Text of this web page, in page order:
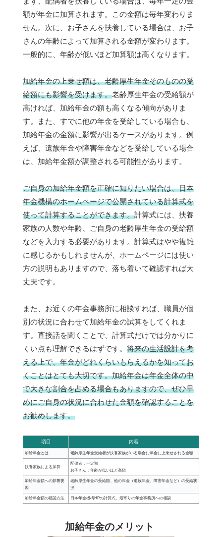
額が年金に加算されます。この金額は毎年変わりま
せん。次に、お子さんを扶養している場合は、お子
さんの年齢によって加算される金額が変わります。
一般的に、年齢が低いほど加算額は高くなります。
加給年金の上乗せ額は、老齢厚生年金そのものの受
給額にも影響を受けます。老齢厚生年金の受給額が
高ければ、加給年金の額も高くなる傾向がありま
す。また、すでに他の年金を受給している場合も、
加給年金の金額に影響が出るケースがあります。例
えば、遺族年金や障害年金などを受給している場合
は、加給年金額が調整される可能性があります。
ご自身の加給年金額を正確に知りたい場合は、日本
年金機構のホームページで公開されている計算式を
使って計算することができます。計算式には、扶養
家族の人数や年齢、ご自身の老齢厚生年金の受給額
などを入力する必要があります。計算式はやや複雑
に感じるかもしれませんが、ホームページには使い
方の説明もありますので、落ち着いて確認すれば大
丈夫です。
また、お近くの年金事務所に相談すれば、職員が個
別の状況に合わせて加給年金の試算をしてくれま
す。直接話を聞くことで、計算式だけでは分かりに
くい点も理解できるはずです。 将来の生活設計を考
える上で、年金がどれくらいもらえるかを知ってお
くことはとても大切です。加給年金は年金全体の中
で大きな割合を占める場合もありますので、ぜひ早
めにご自身の状況に合わせた金額を確認することを
お勧めします。
項目 内容
加給年金とは 老齢厚生年金受給者が扶養家族がいる場合に年金に上乗せされる金額
扶養家族による加算
配偶者：一定額
お子さん：年齢が低いほど高額
加給年金額への影響要
因
老齢厚生年金の受給額、他の年金（遺族年金、障害年金など）の受給状
況
加給年金額の確認方法 日本年金機構HPの計算式、最寄りの年金事務所への相談
加給年金のメリット